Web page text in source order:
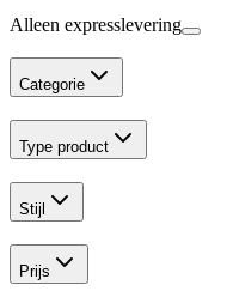
Alleen expresslevering
Categorie
Type product
Stijl
Prijs